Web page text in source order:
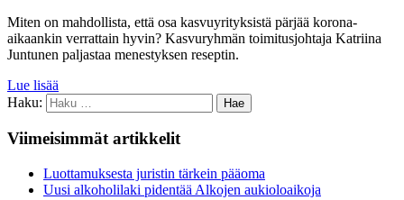
Miten on mahdollista, että osa kasvuyrityksistä pärjää korona-
aikaankin verrattain hyvin? Kasvuryhmän toimitusjohtaja Katriina
Juntunen paljastaa menestyksen reseptin.
Lue lisää
Haku:
Viimeisimmät artikkelit
Luottamuksesta juristin tärkein pääoma
Uusi alkoholilaki pidentää Alkojen aukioloaikoja